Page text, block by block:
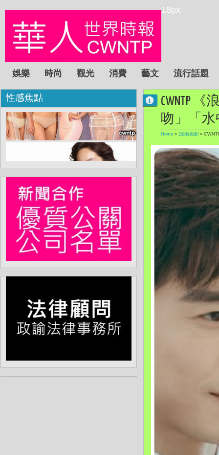
18px
娛樂 時尚 觀光 消費 藝文 流行話題
CWNTP
吻」「
Home » 2綜藝戲劇 »
性感焦點